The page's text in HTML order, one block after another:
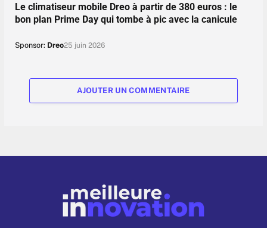
Le climatiseur mobile Dreo à partir de 380 euros : le
bon plan Prime Day qui tombe à pic avec la canicule
Sponsor: Dreo25 juin 2026
AJOUTER UN COMMENTAIRE